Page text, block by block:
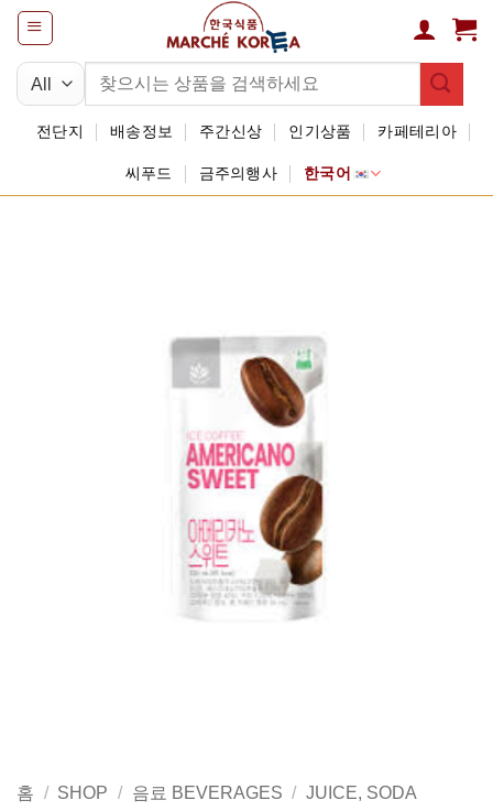
Skip
content
검
색:
전단지
배송정보 주간신상 인기상품 카페테리아
씨푸드 금주의행사 한국어
홈 / SHOP / 음료 BEVERAGES / JUICE, SODA